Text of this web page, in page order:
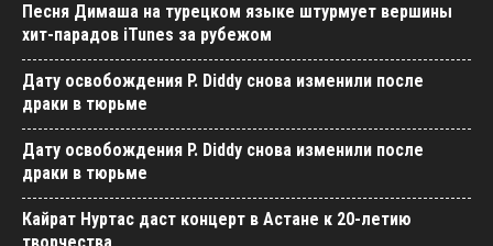
Песня Димаша на турецком языке штурмует вершины
хит-парадов iTunes за рубежом
Дату освобождения P. Diddy снова изменили после
драки в тюрьме
Дату освобождения P. Diddy снова изменили после
драки в тюрьме
Кайрат Нуртас даст концерт в Астане к 20-летию